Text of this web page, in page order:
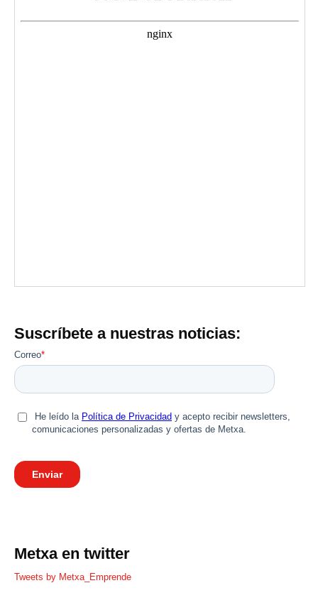
Suscríbete a nuestras noticias:
Metxa en twitter
Tweets by Metxa_Emprende